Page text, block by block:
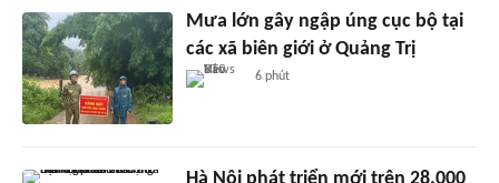
Mưa lớn gây ngập úng cục bộ tại
các xã biên giới ở Quảng Trị
6 phút